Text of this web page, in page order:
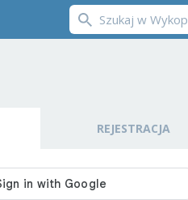
REJESTRACJA